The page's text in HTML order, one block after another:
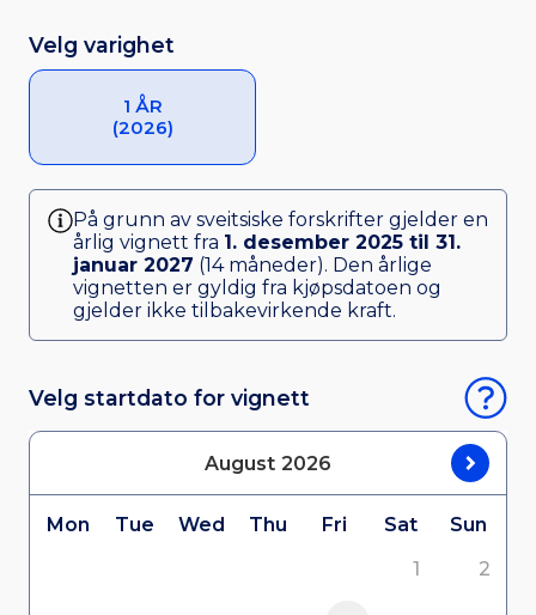
Velg varighet
1 ÅR
(2026)
På grunn av sveitsiske forskrifter gjelder en
årlig vignett fra 1. desember 2025 til 31.
januar 2027 (14 måneder). Den årlige
vignetten er gyldig fra kjøpsdatoen og
gjelder ikke tilbakevirkende kraft.
Velg startdato for vignett
August 2026
Mon Tue Wed Thu Fri Sat
Sun
1
2